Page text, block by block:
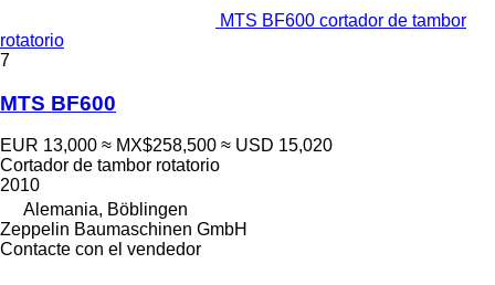
MTS BF600 cortador de tambor
rotatorio
7
MTS BF600
EUR 13,000 ≈ MX$258,500 ≈ USD 15,020
Cortador de tambor rotatorio
2010
Alemania, Böblingen
Zeppelin Baumaschinen GmbH
Contacte con el vendedor